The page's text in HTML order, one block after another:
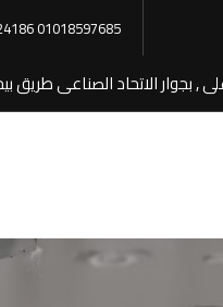
01018597685